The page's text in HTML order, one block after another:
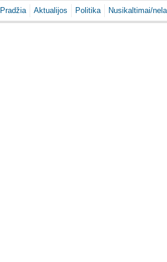
Pradžia Aktualijos Politika Nusikaltimai/